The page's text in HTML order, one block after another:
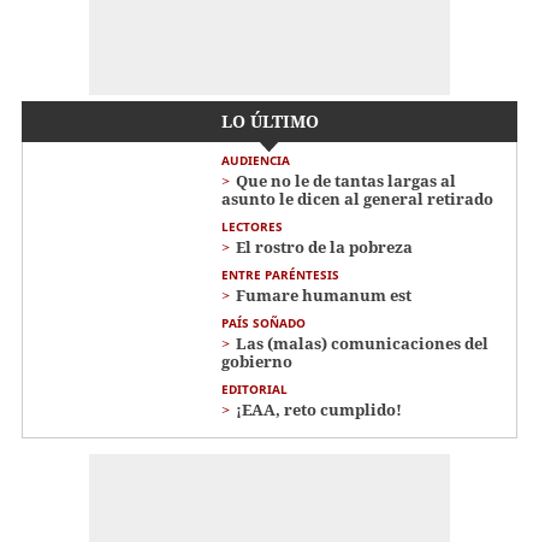
LO ÚLTIMO
AUDIENCIA
Que no le de tantas largas al
asunto le dicen al general retirado
LECTORES
El rostro de la pobreza
ENTRE PARÉNTESIS
Fumare humanum est
PAÍS SOÑADO
Las (malas) comunicaciones del
gobierno
EDITORIAL
¡EAA, reto cumplido!